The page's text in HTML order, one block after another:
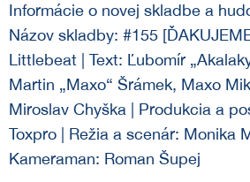
Informácie o novej skladbe a
Názov skladby: #155
Littlebeat | Text: Ľubomír
Martin „Maxo“ Šrámek, Maxo
Miroslav Chyška | Produkcia a
Toxpro | Režia a scenár: Monika
Kameraman: Roman Šupej